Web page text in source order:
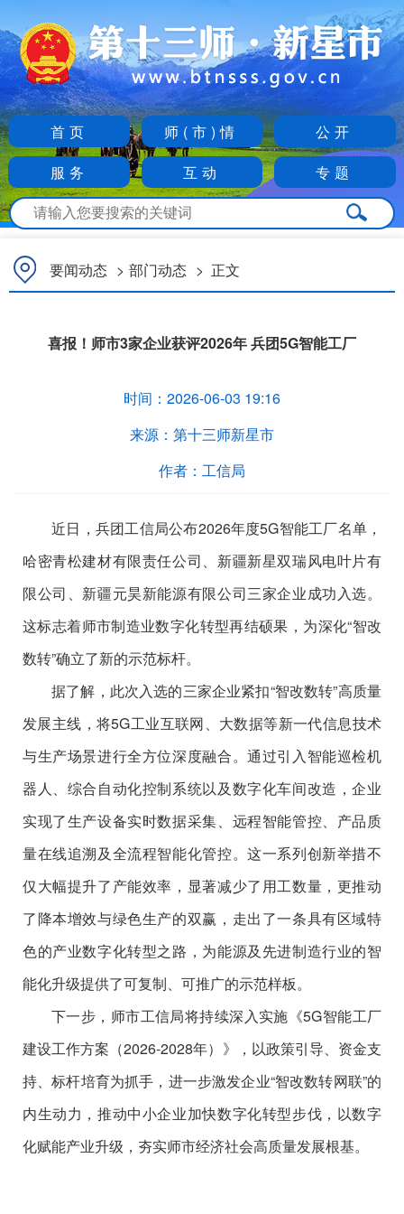
首页 师(市)情
公开
服务
互动 专题
要闻动态 > 部门动态 > 正文
喜报！师市3家企业获评2026年 兵团5G智能工厂
时间： 2026-06-03 19:16
来源： 第十三师新星市
作者： 工信局
近日，兵团工信局公布2026年度5G智能工厂名单，
哈密青松建材有限责任公司、新疆新星双瑞风电叶片有
限公司、新疆元昊新能源有限公司三家企业成功入选。
这标志着师市制造业数字化转型再结硕果，为深化“智改
数转”确立了新的示范标杆。
据了解，此次入选的三家企业紧扣“智改数转”高质量
发展主线，将5G工业互联网、大数据等新一代信息技术
与生产场景进行全方位深度融合。通过引入智能巡检机
器人、综合自动化控制系统以及数字化车间改造，企业
实现了生产设备实时数据采集、远程智能管控、产品质
量在线追溯及全流程智能化管控。这一系列创新举措不
仅大幅提升了产能效率，显著减少了用工数量，更推动
了降本增效与绿色生产的双赢，走出了一条具有区域特
色的产业数字化转型之路，为能源及先进制造行业的智
能化升级提供了可复制、可推广的示范样板。
下一步， 师市工信局将持续深入实施《5G智能工厂
建设工作方案 （2026-2028年）》，以政策引导、资金支
持、标杆培育为抓手，进一步激发企业“智改数转网联”的
内生动力，推动中小企业加快数字化转型步伐 ， 以数字
化赋能产业升级，夯实师市经济社会高质量发展根基。